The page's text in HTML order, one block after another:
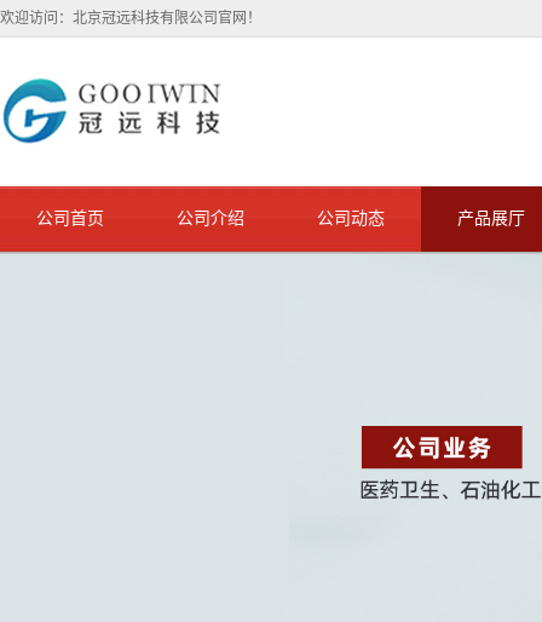
欢迎访问：北京冠远科技有限公司官网！
公司首页 公司介绍 公司动态 产品展厅